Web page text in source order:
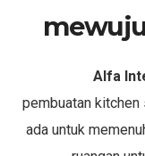
Alfa
pembuatan
ada untuk